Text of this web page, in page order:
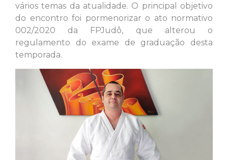
vários temas da atualidade. O principal objetivo
do encontro foi pormenorizar o ato normativo
002/2020 da FPJudô, que alterou o
regulamento do exame de graduação desta
temporada.